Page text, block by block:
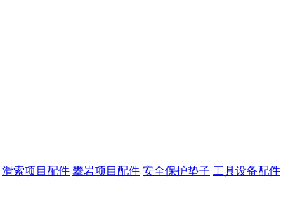
滑索项目配件 攀岩项目配件 安全保护垫子 工具设备配件